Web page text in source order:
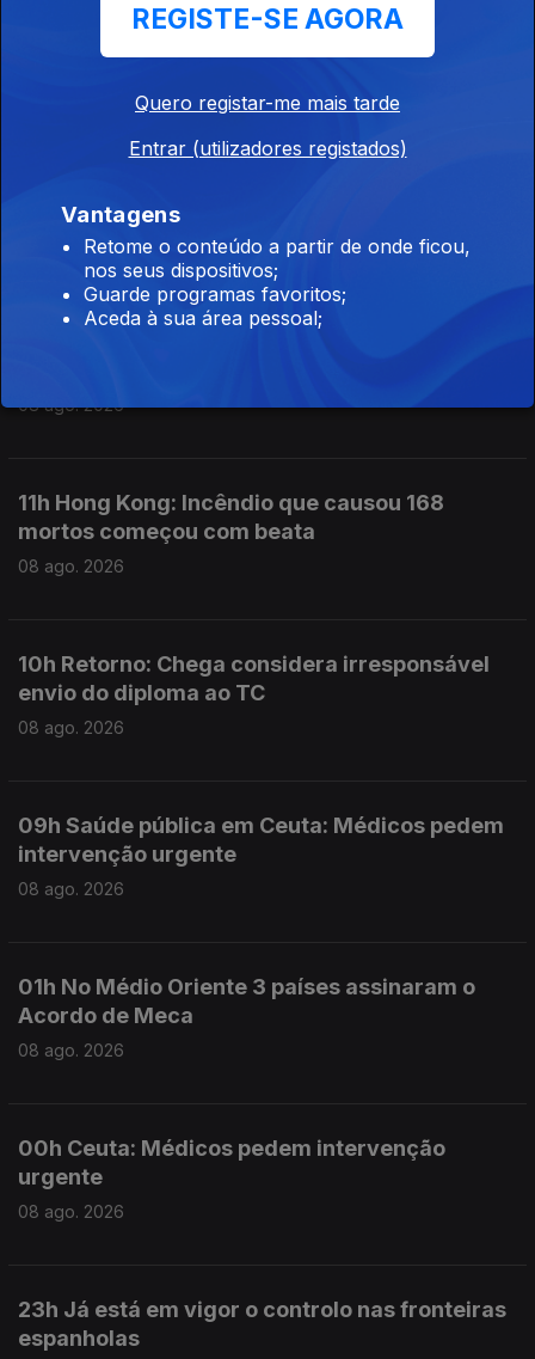
14h Queda de aeronave faz 1 morto
fortes do que egoísmos
08 ago. 2026
08 ago. 2026
11h Hong Kong: Incêndio que causou 168
mortos começou com beata
08 ago. 2026
10h Retorno: Chega considera irresponsável
envio do diploma ao TC
08 ago. 2026
09h Saúde pública em Ceuta: Médicos pedem
intervenção urgente
08 ago. 2026
01h No Médio Oriente 3 países assinaram o
Acordo de Meca
08 ago. 2026
00h Ceuta: Médicos pedem intervenção
urgente
08 ago. 2026
23h Já está em vigor o controlo nas fronteiras
espanholas
REGISTE-SE AGORA
Quero registar-me mais tarde
Entrar (utilizadores registados)
Vantagens
Retome o conteúdo a partir de onde ficou,
nos seus dispositivos;
Guarde programas favoritos;
Aceda à sua área pessoal;